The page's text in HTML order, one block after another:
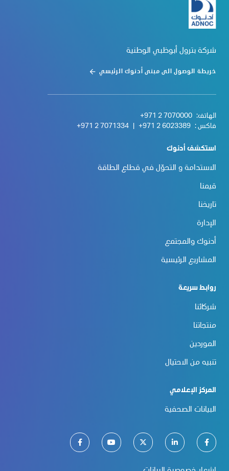
شركة بترول أبوظبي الوطنية
خريطة الوصول الى مبنى أدنوك الرئيسي
الهاتف: +971 2 7070000
فاكس :
+971 2 6023389
|
+971 2 7071334
استكشف أدنوك
الاستدامة و التحوّل في قطاع الطاقة
قيمنا
تاريخنا
الإدارة
أدنوك والمجتمع
المشاريع الرئيسية
روابط سريعة
شركائنا
منتجاتنا
الموردين
تنبيه من الاحتيال
المركز الإعلامي
البيانات الصحفية